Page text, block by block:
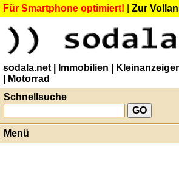
Für Smartphone optimiert! Zur
sodala.net | Immobilien |
| Motorrad
Schnellsuche
Menü